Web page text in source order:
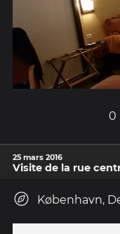
0
25 mars 2016
Visite de la rue
København,